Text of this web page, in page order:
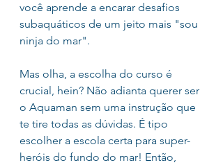
você aprende a encarar desafios
subaquáticos de um jeito mais "sou
ninja do mar".
Mas olha, a escolha do curso é
crucial, hein? Não adianta querer ser
o Aquaman sem uma instrução que
te tire todas as dúvidas. É tipo
escolher a escola certa para super-
heróis do fundo do mar! Então,